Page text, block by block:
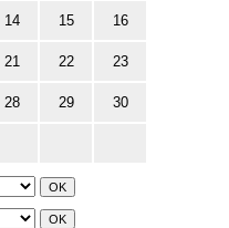
14 15 16
21 22 23
28 29 30